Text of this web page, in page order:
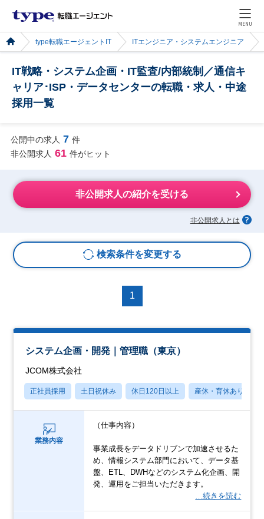
MENU
type転職エージェントIT ITエンジニア・システムエンジニア
IT戦略・システム企画・IT監査/内部統制／通信キ
ャリア･ISP・データセンターの転職・求人・中途
採用一覧
公開中の求人 7 件
非公開求人 61 件がヒット
非公開求人の紹介を受ける
非公開求人とは
検索条件を変更する
1
システム企画・開発｜管理職（東京）
JCOM株式会社
正社員採用 土日祝休み 休日120日以上 産休・育休あり
業務内容
（仕事内容）
事業成長をデータドリブンで加速させるた
め、情報システム部門において、データ基
盤、ETL、DWHなどのシステム化企画、開
発、運用をご担当いただきます。
…続きを読む